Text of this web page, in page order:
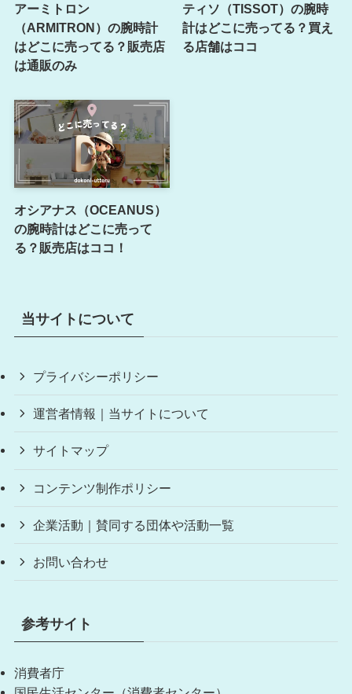
アーミトロン
（ARMITRON）の腕時計
はどこに売ってる？販売店
は通販のみ
ティソ（TISSOT）の腕時
計はどこに売ってる？買え
る店舗はココ
オシアナス（OCEANUS）
の腕時計はどこに売って
る？販売店はココ！
当サイトについて
プライバシーポリシー
運営者情報｜当サイトについて
サイトマップ
コンテンツ制作ポリシー
企業活動｜賛同する団体や活動一覧
お問い合わせ
参考サイト
消費者庁